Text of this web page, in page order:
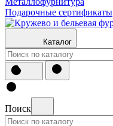
Подарочные сертификаты
Каталог
Поиск